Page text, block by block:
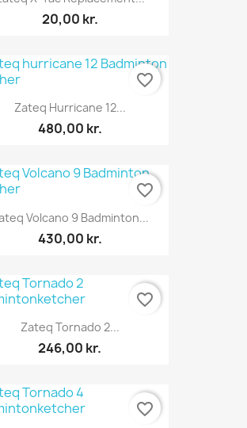
20,00 kr.
Zateq Hurricane 12...
480,00 kr.
favorite_border
Volcano 9 Badminton...
430,00 kr.
favorite_border
Zateq Tornado 2...
246,00 kr.
favorite_border
favorite_border